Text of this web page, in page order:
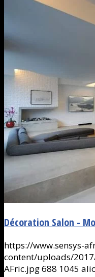
Décoration Salon -
https://www.sensys-
content/uploads/
AFric.jpg688 1045